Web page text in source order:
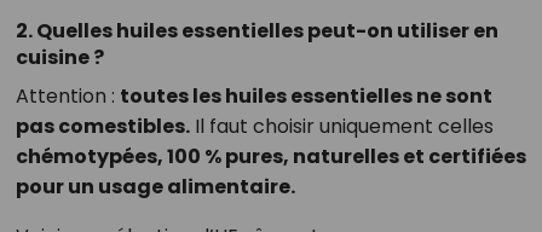
2. Quelles huiles essentielles peut-on utiliser en
cuisine ?
Attention : toutes les huiles essentielles ne sont
pas comestibles.Il faut choisir uniquement celles
chémotypées, 100 % pures, naturelles et certifiées
pour un usage alimentaire.